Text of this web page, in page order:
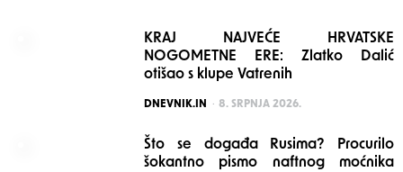
KRAJ NAJVEĆE HRVATSKE
NOGOMETNE ERE: Zlatko Dalić
otišao s klupe Vatrenih
POSTED
DNEVNIK.IN 8. SRPNJA 2026.
Što se događa Rusima? Procurilo
šokantno pismo naftnog moćnika